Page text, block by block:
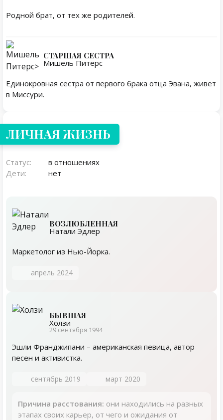
Родной брат, от тех же родителей.
СТАРШАЯ СЕСТРА
Мишель Питерс
Единокровная сестра от первого брака отца Эвана, живет
в Миссури.
Личная жизнь
ЛИЧНАЯ ЖИЗНЬ
Статус:
в отношениях
Дети:
нет
ВОЗЛЮБЛЕННАЯ
Натали Эдлер
Маркетолог из Нью-Йорка.
апрель 2024
БЫВШАЯ
Холзи
29 сентября 1994
Эшли Франджипани – американская певица, автор
песен и активистка.
сентябрь 2019 март 2020
Причина расстования: они находились на разных
этапах своих карьер, от чего и ожидания от